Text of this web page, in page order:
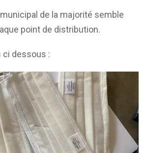
de la majorité semble
point de distribution.
ci dessous :